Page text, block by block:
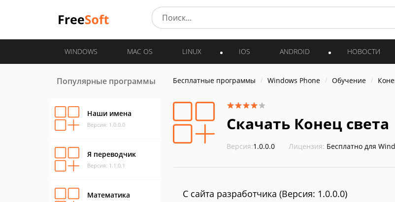
WINDOWS MAC OS LINUX IOS ANDROID НОВОСТИ
Популярные программы
Наши имена
Версия: 1.0.0.0
Я переводчик
Версия: 1.1.0.1
Математика
Бесплатные программы Windows Phone Обучение
Скачать Конец света
Версия:1.0.0.0 Лицензия: Бесплатно для
С сайта разработчика (Версия: 1.0.0.0)